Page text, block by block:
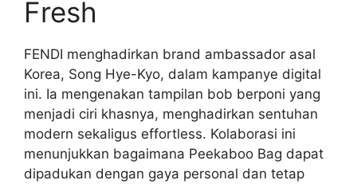
Fresh
FENDI menghadirkan brand ambassador asal
Korea, Song Hye-Kyo, dalam kampanye digital
ini. Ia mengenakan tampilan bob berponi yang
menjadi ciri khasnya, menghadirkan sentuhan
modern sekaligus effortless. Kolaborasi ini
menunjukkan bagaimana Peekaboo Bag dapat
dipadukan dengan gaya personal dan tetap